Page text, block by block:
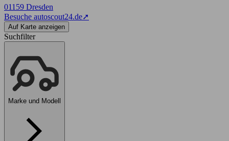
01159 Dresden
Besuche autoscout24.de➚
Auf Karte anzeigen
Suchfilter
Marke und Modell